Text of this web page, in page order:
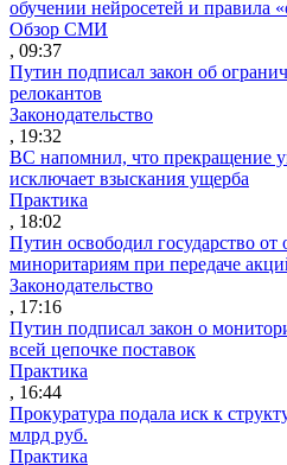
обучении нейросетей и правила
Обзор СМИ
, 09:37
Путин подписал закон об
релокантов
Законодательство
, 19:32
ВС напомнил, что прекращение
исключает взыскания ущерба
Практика
, 18:02
Путин освободил государство от
миноритариям при передаче
Законодательство
, 17:16
Путин подписал закон о
всей цепочке поставок
Практика
, 16:44
Прокуратура подала иск к
млрд руб.
Практика